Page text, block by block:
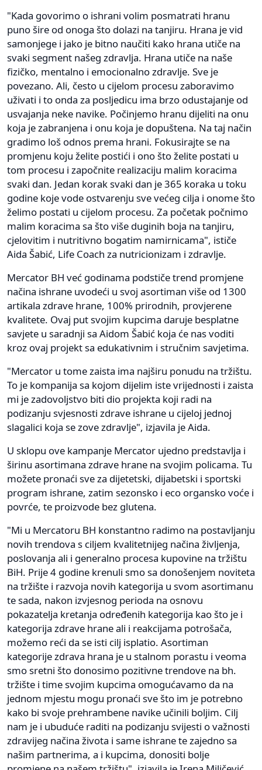
"Kada govorimo o ishrani volim posmatrati hranu
puno šire od onoga što dolazi na tanjiru. Hrana je vid
samonjege i jako je bitno naučiti kako hrana utiče na
svaki segment našeg zdravlja. Hrana utiče na naše
fizičko, mentalno i emocionalno zdravlje. Sve je
povezano. Ali, često u cijelom procesu zaboravimo
uživati i to onda za posljedicu ima brzo odustajanje od
usvajanja neke navike. Počinjemo hranu dijeliti na onu
koja je zabranjena i onu koja je dopuštena. Na taj način
gradimo loš odnos prema hrani. Fokusirajte se na
promjenu koju želite postići i ono što želite postati u
tom procesu i započnite realizaciju malim koracima
svaki dan. Jedan korak svaki dan je 365 koraka u toku
godine koje vode ostvarenju sve većeg cilja i onome što
želimo postati u cijelom procesu. Za početak počnimo
malim koracima sa što više duginih boja na tanjiru,
cjelovitim i nutritivno bogatim namirnicama", ističe
Aida Šabić, Life Coach za nutricionizam i zdravlje.
Mercator BH već godinama podstiče trend promjene
načina ishrane uvodeći u svoj asortiman više od 1300
artikala zdrave hrane, 100% prirodnih, provjerene
kvalitete. Ovaj put svojim kupcima daruje besplatne
savjete u saradnji sa Aidom Šabić koja će nas voditi
kroz ovaj projekt sa edukativnim i stručnim savjetima.
"Mercator u tome zaista ima najširu ponudu na tržištu.
To je kompanija sa kojom dijelim iste vrijednosti i zaista
mi je zadovoljstvo biti dio projekta koji radi na
podizanju svjesnosti zdrave ishrane u cijeloj jednoj
slagalici koja se zove zdravlje", izjavila je Aida.
U sklopu ove kampanje Mercator ujedno predstavlja i
širinu asortimana zdrave hrane na svojim policama. Tu
možete pronaći sve za dijetetski, dijabetski i sportski
program ishrane, zatim sezonsko i eco organsko voće i
povrće, te proizvode bez glutena.
"Mi u Mercatoru BH konstantno radimo na postavljanju
novih trendova s ciljem kvalitetnijeg načina življenja,
poslovanja ali i generalno procesa kupovine na tržištu
BiH. Prije 4 godine krenuli smo sa donošenjem noviteta
na tržište i razvoja novih kategorija u svom asortimanu
te sada, nakon izvjesnog perioda na osnovu
pokazatelja kretanja određenih kategorija kao što je i
kategorija zdrave hrane ali i reakcijama potrošača,
možemo reći da se isti cilj isplatio. Asortiman
kategorije zdrava hrana je u stalnom porastu i veoma
smo sretni što donosimo pozitivne trendove na bh.
tržište i time svojim kupcima omogućavamo da na
jednom mjestu mogu pronaći sve što im je potrebno
kako bi svoje prehrambene navike učinili boljim. Cilj
nam je i ubuduće raditi na podizanju svijesti o važnosti
zdravijeg načina života i same ishrane te zajedno sa
našim partnerima, a i kupcima, donositi bolje